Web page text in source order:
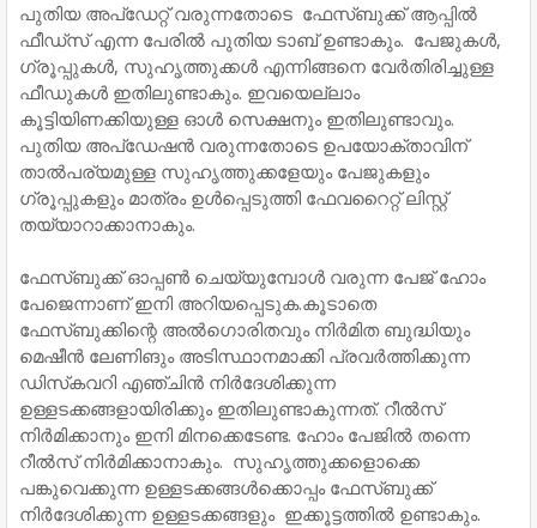
പുതിയ അപ്ഡേറ്റ് വരുന്നതോടെ ഫേ‌സ്ബുക്ക് ആപ്പില്‍
ഫീഡ്സ് എന്ന പേരില്‍ പുതിയ ടാബ് ഉണ്ടാകും. പേജുകള്‍,
ഗ്രൂപ്പുകള്‍, സുഹൃത്തുക്കള്‍ എന്നിങ്ങനെ വേര്‍തിരിച്ചുള്ള
ഫീഡുകള്‍ ഇതിലുണ്ടാകും. ഇവയെല്ലാം
കൂട്ടിയിണക്കിയുള്ള ഓള്‍ സെക്ഷനും ഇതിലുണ്ടാവും.
പുതിയ അപ്ഡേഷന്‍ വരുന്നതോടെ ഉപയോക്താവിന്
താല്‍പര്യമുള്ള സുഹൃത്തുക്കളേയും പേജുകളും
ഗ്രൂപ്പുകളും മാത്രം ഉള്‍പ്പെടുത്തി ഫേവറൈറ്റ് ലിസ്റ്റ്
തയ്യാറാക്കാനാകും.
ഫേസ്ബുക്ക് ഓപ്പണ്‍ ചെയ്യുമ്പോള്‍ വരുന്ന പേജ് ഹോം
പേജെന്നാണ് ഇനി അറിയപ്പെടുക.കൂടാതെ
ഫേ‌സ്ബുക്കിന്റെ അല്‍ഗൊരിതവും നിര്‍മിത ബുദ്ധിയും
മെഷീന്‍ ലേണിങും അടിസ്ഥാനമാക്കി പ്രവര്‍ത്തിക്കുന്ന
ഡിസ്‌കവറി എഞ്ചിന്‍ നിര്‍ദേശിക്കുന്ന
ഉള്ളടക്കങ്ങളായിരിക്കും ഇതിലുണ്ടാകുന്നത്. റീല്‍സ്
നിര്‍മിക്കാനും ഇനി മിനക്കെടേണ്ട. ഹോം പേജില്‍ തന്നെ
റീല്‍സ് നിര്‍മിക്കാനാകും. സുഹൃത്തുക്കളൊക്കെ
പങ്കുവെക്കുന്ന ഉള്ളടക്കങ്ങള്‍ക്കൊപ്പം ഫേ‌സ്ബുക്ക്
നിര്‍ദേശിക്കുന്ന ഉള്ളടക്കങ്ങളും ഇക്കൂട്ടത്തില്‍ ഉണ്ടാകും.